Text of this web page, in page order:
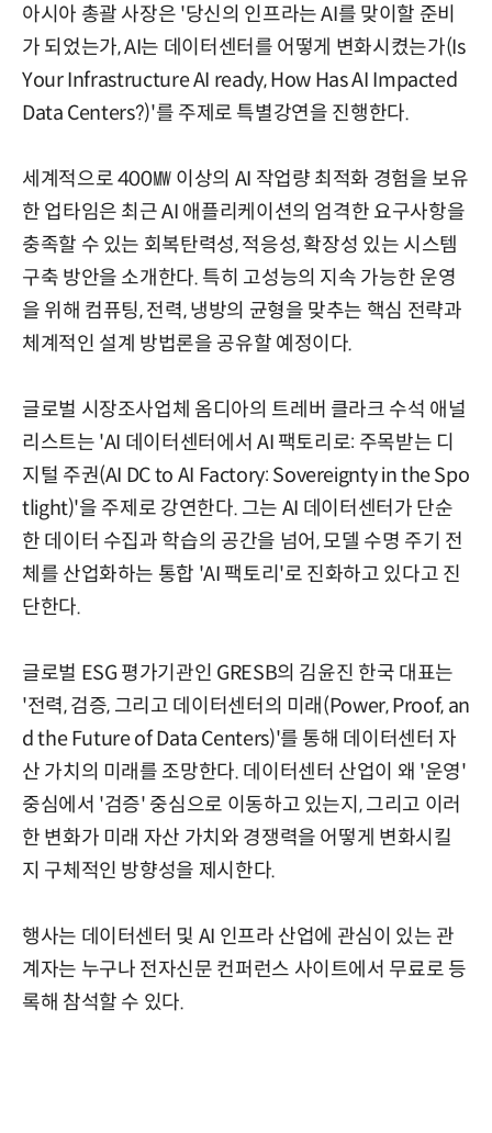
아시아 총괄 사장은 '당신의 인프라는 AI를 맞이할 준비
가 되었는가, AI는 데이터센터를 어떻게 변화시켰는가(Is
Your Infrastructure AI ready, How Has AI Impacted
Data Centers?)'를 주제로 특별강연을 진행한다.
세계적으로 400㎿ 이상의 AI 작업량 최적화 경험을 보유
한 업타임은 최근 AI 애플리케이션의 엄격한 요구사항을
충족할 수 있는 회복탄력성, 적응성, 확장성 있는 시스템
구축 방안을 소개한다. 특히 고성능의 지속 가능한 운영
을 위해 컴퓨팅, 전력, 냉방의 균형을 맞추는 핵심 전략과
체계적인 설계 방법론을 공유할 예정이다.
글로벌 시장조사업체 옴디아의 트레버 클라크 수석 애널
리스트는 'AI 데이터센터에서 AI 팩토리로: 주목받는 디
지털 주권(AI DC to AI Factory: Sovereignty in the Spo
tlight)'을 주제로 강연한다. 그는 AI 데이터센터가 단순
한 데이터 수집과 학습의 공간을 넘어, 모델 수명 주기 전
체를 산업화하는 통합 'AI 팩토리'로 진화하고 있다고 진
단한다.
글로벌 ESG 평가기관인 GRESB의 김윤진 한국 대표는
'전력, 검증, 그리고 데이터센터의 미래(Power, Proof, an
d the Future of Data Centers)'를 통해 데이터센터 자
산 가치의 미래를 조망한다. 데이터센터 산업이 왜 '운영'
중심에서 '검증' 중심으로 이동하고 있는지, 그리고 이러
한 변화가 미래 자산 가치와 경쟁력을 어떻게 변화시킬
지 구체적인 방향성을 제시한다.
행사는 데이터센터 및 AI 인프라 산업에 관심이 있는 관
계자는 누구나 전자신문 컨퍼런스 사이트에서 무료로 등
록해 참석할 수 있다.